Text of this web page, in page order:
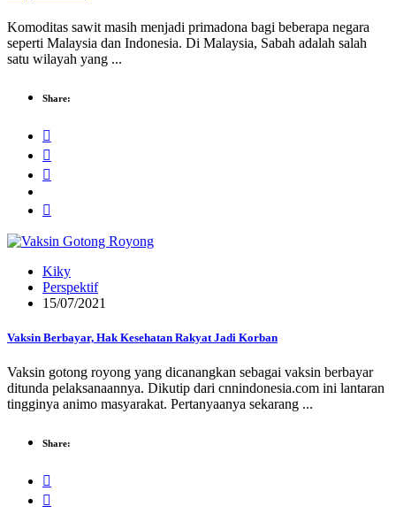
Komoditas sawit masih menjadi primadona bagi beberapa negara
seperti Malaysia dan Indonesia. Di Malaysia, Sabah adalah salah
satu wilayah yang ...
Share:
Kiky
Perspektif
15/07/2021
Vaksin Berbayar, Hak Kesehatan Rakyat Jadi Korban
Vaksin gotong royong yang dicanangkan sebagai vaksin berbayar
ditunda pelaksanaannya. Dikutip dari cnnindonesia.com ini lantaran
tingginya animo masyarakat. Pertanyaanya sekarang ...
Share: